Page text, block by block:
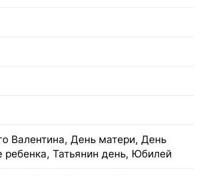
Валентина, День матери, День
Татьянин день, Юбилей